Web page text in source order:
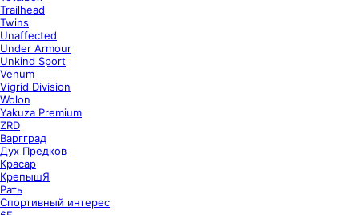
Trailhead
Twins
Unaffected
Under Armour
Unkind Sport
Venum
Vigrid Division
Wolon
Yakuza Premium
ZRD
Варгград
Дух Предков
Красар
КрепышЯ
Рать
Спортивный интерес